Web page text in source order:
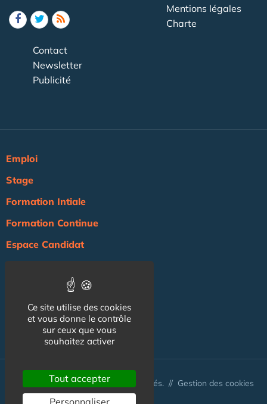
Mentions légales
Charte
Contact
Newsletter
Publicité
Emploi
Stage
Formation Intiale
Formation Continue
Espace Candidat
Agenda
NOS AUTRES SITES :
© Australis 2026 - Tous droits réservés. // Gestion des cookies
Ce site utilise des cookies
et vous donne le contrôle
sur ceux que vous
souhaitez activer
Tout accepter
Personnaliser